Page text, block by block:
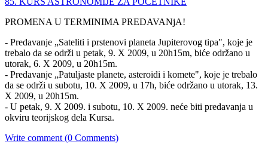
PROMENA U TERMINIMA PREDAVANjA!
- Predavanje „Sateliti i prstenovi planeta Jupiterovog tipa", koje je
trebalo da se održi u petak, 9. X 2009, u 20h15m, biće održano u
utorak, 6. X 2009, u 20h15m.
- Predavanje „Patuljaste planete, asteroidi i komete", koje je trebalo
da se održi u subotu, 10. X 2009, u 17h, biće održano u utorak, 13.
X 2009, u 20h15m.
- U petak, 9. X 2009. i subotu, 10. X 2009. neće biti predavanja u
okviru teorijskog dela Kursa.
Write comment (0 Comments)